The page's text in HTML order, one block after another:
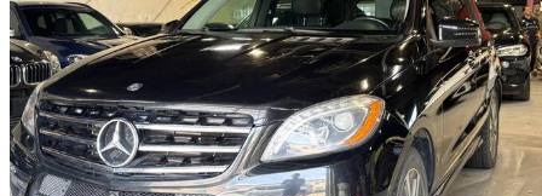
2014 Mercedes-Benz M-Class